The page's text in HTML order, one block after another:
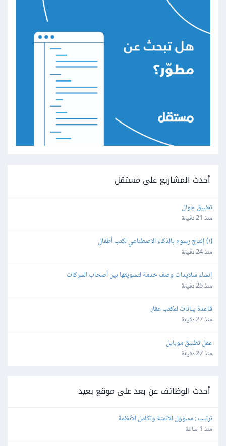
أحدث المشاريع على مستقل
تطبيق جوال
منذ 21 دقيقة
(١) إنتاج رسوم بالذكاء الاصطناعي لكتب أطفال
منذ 24 دقيقة
إنشاء سلايدات وصف خدمة لتسويقها بين أصحاب الشركات
منذ 25 دقيقة
قاعدة بيانات لمكتب عقار
منذ 27 دقيقة
عمل تطبيق موبايل
منذ 27 دقيقة
أحدث الوظائف عن بعد على موقع بعيد
ترتيب : مسؤول الأتمتة وتكامل الأنظمة
منذ 1 ساعة